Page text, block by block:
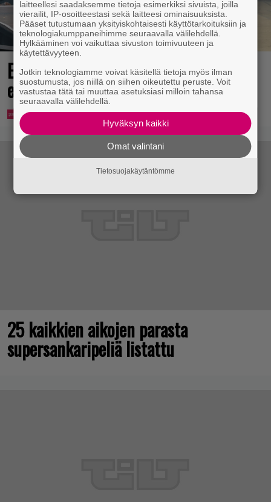
Eppu Normaalin viimeinen konsertti
esitetään Ylellä
25 kaikkien aikojen parasta
supersankaripeliä listattu
laitteellesi saadaksemme tietoja esimerkiksi sivuista, joilla
vierailit, IP-osoitteestasi sekä laitteesi ominaisuuksista.
Pääset tutustumaan yksityiskohtaisesti käyttötarkoituksiin ja
teknologiakumppaneihimme seuraavalla välilehdellä.
Hylkääminen voi vaikuttaa sivuston toimivuuteen ja
käytettävyyteen.
Jotkin teknologiamme voivat käsitellä tietoja myös ilman
suostumusta, jos niillä on siihen oikeutettu peruste. Voit
vastustaa tätä tai muuttaa asetuksiasi milloin tahansa
seuraavalla välilehdellä.
Hyväksyn kaikki
Omat valintani
Tietosuojakäytäntömme